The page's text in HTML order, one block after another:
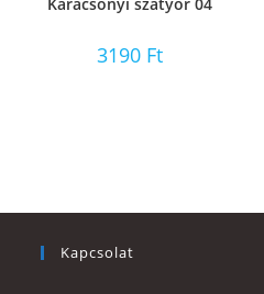
3190 Ft
Kapcsolat